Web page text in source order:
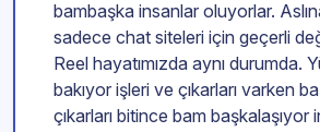
bambaşka insanlar oluyorlar.
sadece chat siteleri için geçerli
Reel hayatımızda aynı durumda.
bakıyor işleri ve çıkarları varken
çıkarları bitince bam başkalaşıyor